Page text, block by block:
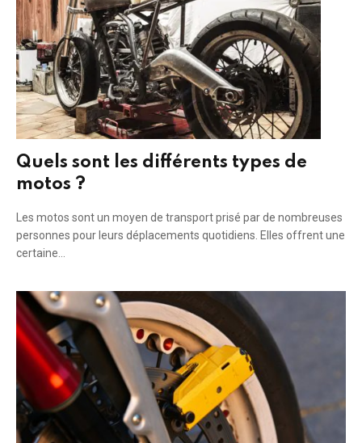
Quels sont les différents types de
motos ?
Les motos sont un moyen de transport prisé par de nombreuses
personnes pour leurs déplacements quotidiens. Elles offrent une
certaine…